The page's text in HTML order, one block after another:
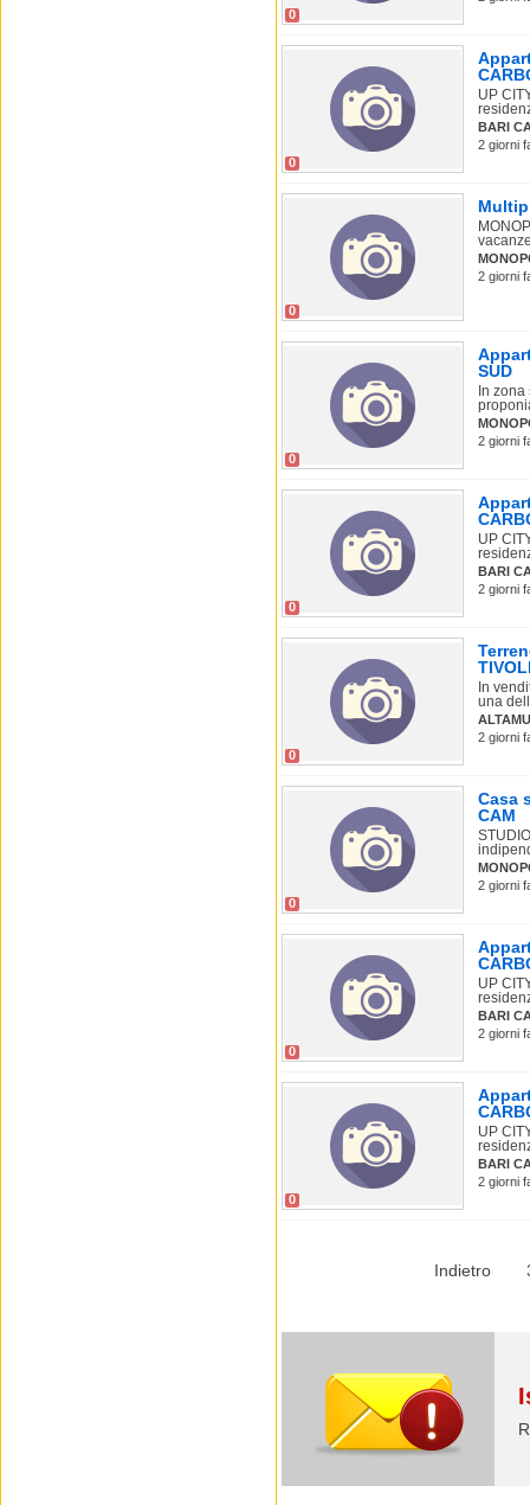
0
0
UP
BARI
2 giorni
0
2 giorni
0
SUD
In
2 giorni
0
UP
BARI
2 giorni
0
In
una
2 giorni
0
Casa
CAM
2 giorni
0
UP
BARI
2 giorni
0
UP
BARI
2 giorni
Indietro